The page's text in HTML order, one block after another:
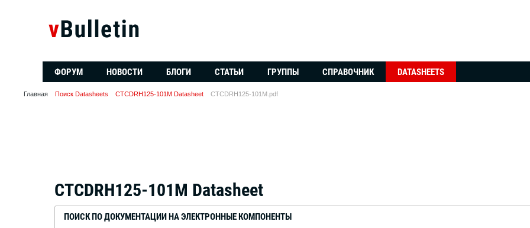
ФОРУМ НОВОСТИ БЛОГИ СТАТЬИ ГРУППЫ СПРАВОЧНИК DATASHEETS
Главная Поиск Datasheets CTCDRH125-101M Datasheet CTCDRH125-101M.pdf
CTCDRH125-101M Datasheet
ПОИСК ПО ДОКУМЕНТАЦИИ НА ЭЛЕКТРОННЫЕ КОМПОНЕНТЫ